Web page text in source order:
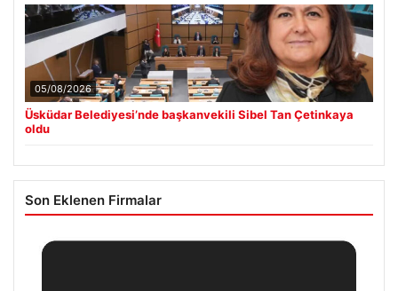
05/08/2026
Üsküdar Belediyesi’nde başkanvekili Sibel Tan Çetinkaya
oldu
Son Eklenen Firmalar